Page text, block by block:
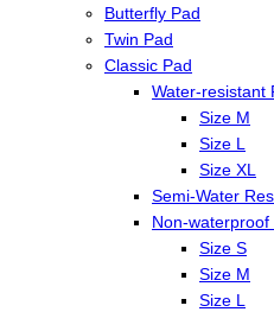
Butterfly Pad
Twin Pad
Classic Pad
Water-
Size M
Size L
Size XL
Semi-Water
Non-
Size S
Size M
Size L